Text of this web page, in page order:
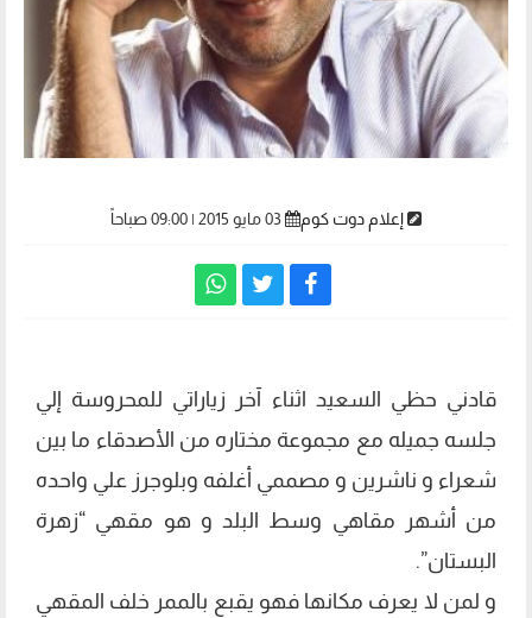
إعلام دوت كوم
قادني حظي السعيد اثناء آخر زياراتي للمحروسة إلي
جلسه جميله مع مجموعة مختاره من الأصدقاء ما بين
شعراء و ناشرين و مصممي أغلفه وبلوجرز علي واحده
من أشهر مقاهي وسط البلد و هو مقهي “زهرة
البستان”.
و لمن لا يعرف مكانها فهو يقبع بالممر خلف المقهي